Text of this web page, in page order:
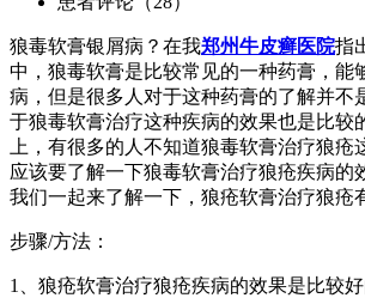
狼毒软膏银屑病？在我郑州牛皮癣医院指
中，狼毒软膏是比较常见的一种药膏，能
病，但是很多人对于这种药膏的了解并不
于狼毒软膏治疗这种疾病的效果也是比较
上，有很多的人不知道狼毒软膏治疗狼疮
应该要了解一下狼毒软膏治疗狼疮疾病的
我们一起来了解一下，狼疮软膏治疗狼疮
步骤/方法：
1、狼疮软膏治疗狼疮疾病的效果是比较